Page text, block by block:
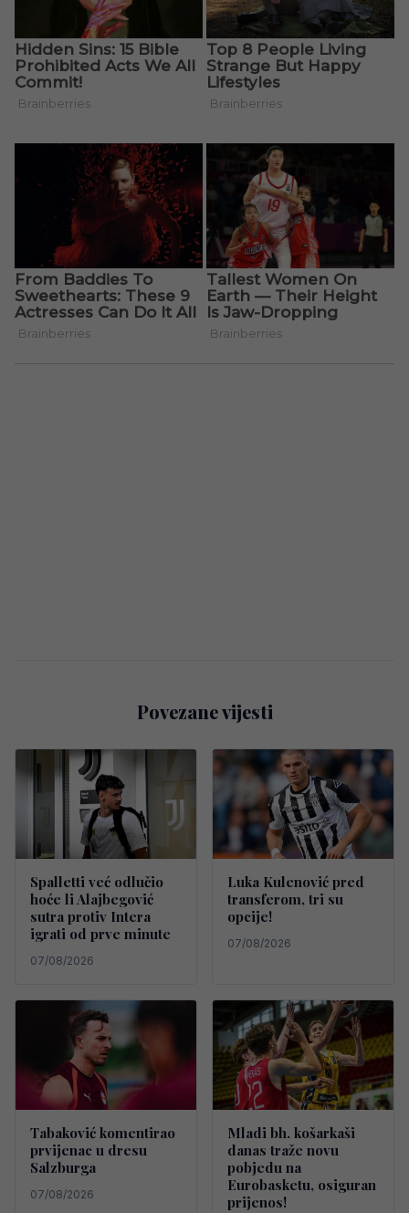
Povezane vijesti
Spalletti već odlučio
hoće li Alajbegović
sutra protiv Intera
igrati od prve minute
07/08/2026
Luka Kulenović pred
transferom, tri su
opcije!
07/08/2026
Tabaković komentirao
prvijenac u dresu
Salzburga
07/08/2026
Mladi bh. košarkaši
danas traže novu
pobjedu na
Eurobasketu, osiguran
prijenos!